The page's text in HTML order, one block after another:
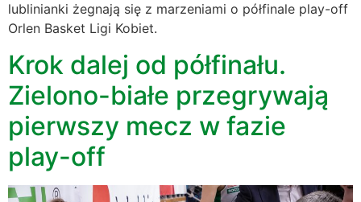
lublinianki żegnają się z marzeniami o półfinale play-off
Orlen Basket Ligi Kobiet.
Krok dalej od półfinału.
Zielono-białe przegrywają
pierwszy mecz w fazie
play-off